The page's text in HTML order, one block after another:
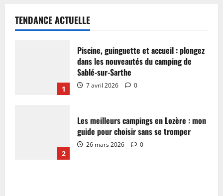
TENDANCE ACTUELLE
1
Piscine, guinguette et accueil : plongez
dans les nouveautés du camping de
Sablé-sur-Sarthe
7 avril 2026 0
2
Les meilleurs campings en Lozère : mon
guide pour choisir sans se tromper
26 mars 2026 0